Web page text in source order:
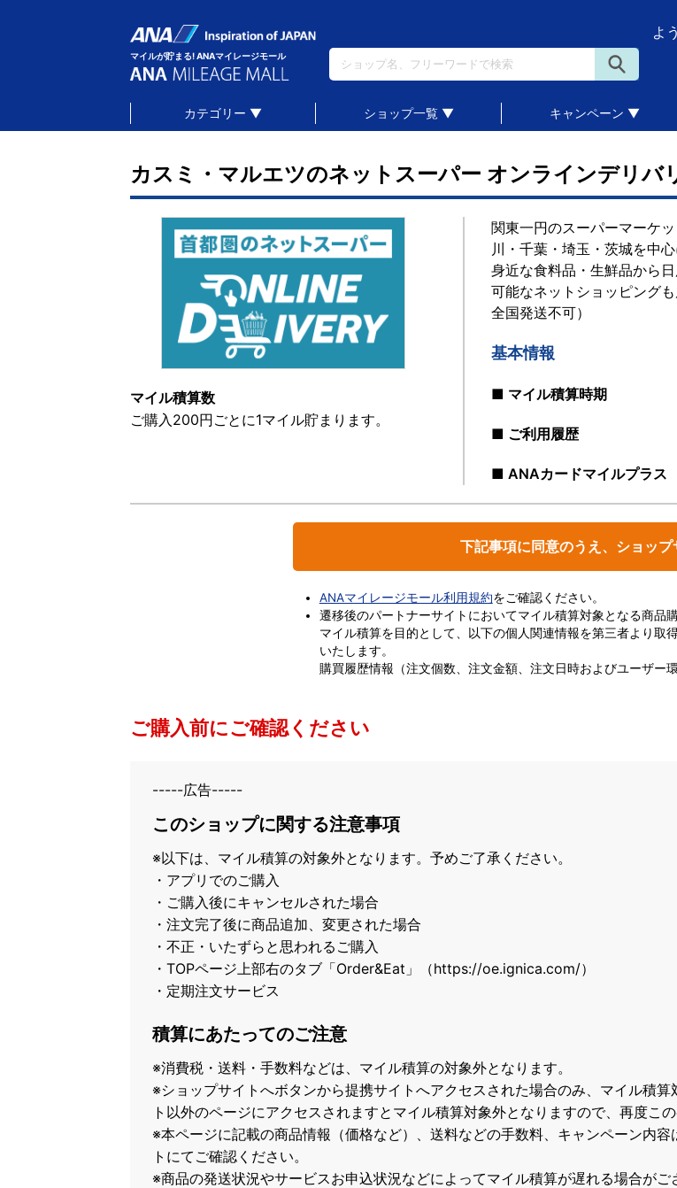
マイルが貯まる! ANAマイレージモール
よ
カテゴリー ▼ ショップ一覧 ▼ キャンペーン ▼
カスミ・マルエツのネットスーパー オンラインデリバ
マイル積算数
ご購入200円ごとに1マイル貯まります。
関東一円のスーパーマーケ
川・千葉・埼玉・茨城を中
身近な食料品・生鮮品から
可能なネットショッピング
全国発送不可）
基本情報
■ マイル積算時期
■ ご利用履歴
■ ANAカードマイルプラス
下記事項に同意のうえ、ショップ
ANAマイレージモール利用規約をご確認ください。
遷移後のパートナーサイトにおいてマイル積算対象となる商品
マイル積算を目的として、以下の個人関連情報を第三者より取
いたします。
購買履歴情報（注文個数、注文金額、注文日時およびユーザー環
ご購入前にご確認ください
-----広告-----
このショップに関する注意事項
※以下は、マイル積算の対象外となります。予めご了承ください。
・アプリでのご購入
・ご購入後にキャンセルされた場合
・注文完了後に商品追加、変更された場合
・不正・いたずらと思われるご購入
・TOPページ上部右のタブ「Order&Eat」（https://oe.ignica.com/）
・定期注文サービス
積算にあたってのご注意
※消費税・送料・手数料などは、マイル積算の対象外となります。
※ショップサイトへボタンから提携サイトへアクセスされた場合のみ、マイル積
ト以外のページにアクセスされますとマイル積算対象外となりますので、再度こ
※本ページに記載の商品情報（価格など）、送料などの手数料、キャンペーン内
トにてご確認ください。
※商品の発送状況やサービスお申込状況などによってマイル積算が遅れる場合がご